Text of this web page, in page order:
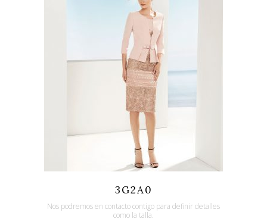
3G2A0
Nos podremos en contacto contigo para definir detalles
como la talla.